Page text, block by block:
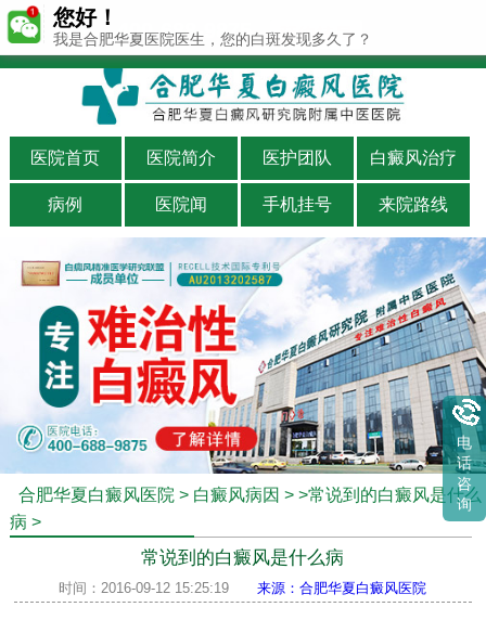
400-688-9875
医院首页 医院简介 医护团队 白癜风治疗
病例 医院闻 手机挂号 来院路线
合肥华夏白癜风医院 > 白癜风病因 > >常说到的白癜风是什么
病 >
常说到的白癜风是什么病
时间：2016-09-12 15:25:19来源：合肥华夏白癜风医院
您好！
我是合肥华夏医院医生，您的白斑发现多久了？
电
话
咨
询